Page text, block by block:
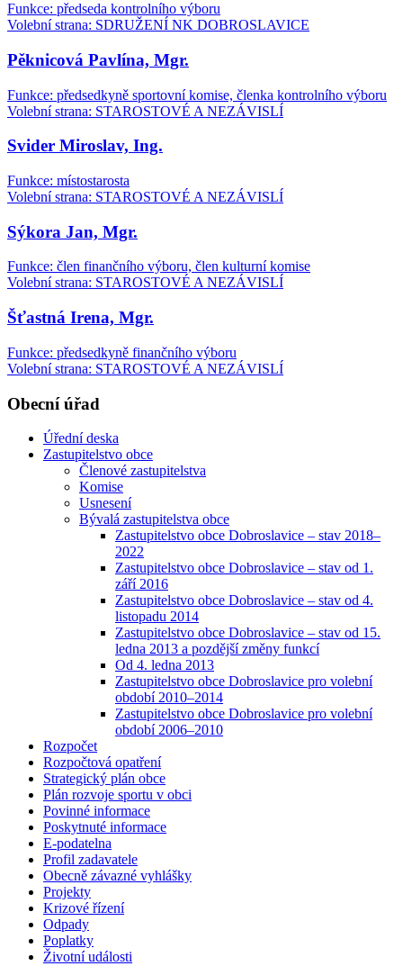
Funkce: předseda kontrolního výboru
Volební strana: SDRUŽENÍ NK DOBROSLAVICE
Pěknicová Pavlína, Mgr.
Funkce: předsedkyně sportovní komise, členka kontrolního výboru
Volební strana: STAROSTOVÉ A NEZÁVISLÍ
Svider Miroslav, Ing.
Funkce: místostarosta
Volební strana: STAROSTOVÉ A NEZÁVISLÍ
Sýkora Jan, Mgr.
Funkce: člen finančního výboru, člen kulturní komise
Volební strana: STAROSTOVÉ A NEZÁVISLÍ
Šťastná Irena, Mgr.
Funkce: předsedkyně finančního výboru
Volební strana: STAROSTOVÉ A NEZÁVISLÍ
Obecní úřad
Úřední deska
Zastupitelstvo obce
Členové zastupitelstva
Komise
Usnesení
Bývalá zastupitelstva obce
Zastupitelstvo obce Dobroslavice – stav 2018–
2022
Zastupitelstvo obce Dobroslavice – stav od 1.
září 2016
Zastupitelstvo obce Dobroslavice – stav od 4.
listopadu 2014
Zastupitelstvo obce Dobroslavice – stav od 15.
ledna 2013 a pozdější změny funkcí
Od 4. ledna 2013
Zastupitelstvo obce Dobroslavice pro volební
období 2010–2014
Zastupitelstvo obce Dobroslavice pro volební
období 2006–2010
Rozpočet
Rozpočtová opatření
Strategický plán obce
Plán rozvoje sportu v obci
Povinné informace
Poskytnuté informace
E-podatelna
Profil zadavatele
Obecně závazné vyhlášky
Projekty
Krizové řízení
Odpady
Poplatky
Životní události